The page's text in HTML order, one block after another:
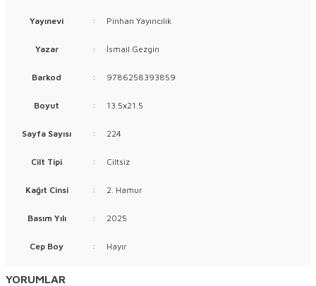
Yayınevi : Pinhan Yayıncılık
Yazar : İsmail Gezgin
Barkod : 9786258393859
Boyut : 13.5x21.5
Sayfa Sayısı : 224
Cilt Tipi : Ciltsiz
Kağıt Cinsi : 2. Hamur
Basım Yılı : 2025
Cep Boy : Hayır
YORUMLAR